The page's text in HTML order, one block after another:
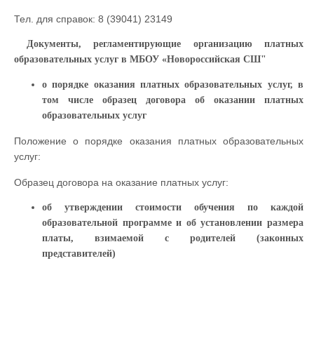
Тел. для справок: 8 (39041) 23149
Документы, регламентирующие организацию платных
образовательных услуг в МБОУ «Новороссийская СШ"
о порядке оказания платных образовательных услуг, в
том числе образец договора об оказании платных
образовательных услуг
Положение о порядке оказания платных образовательных
услуг:
Образец договора на оказание платных услуг:
об утверждении стоимости обучения по каждой
образовательной программе и об установлении размера
платы, взимаемой с родителей (законных
представителей)